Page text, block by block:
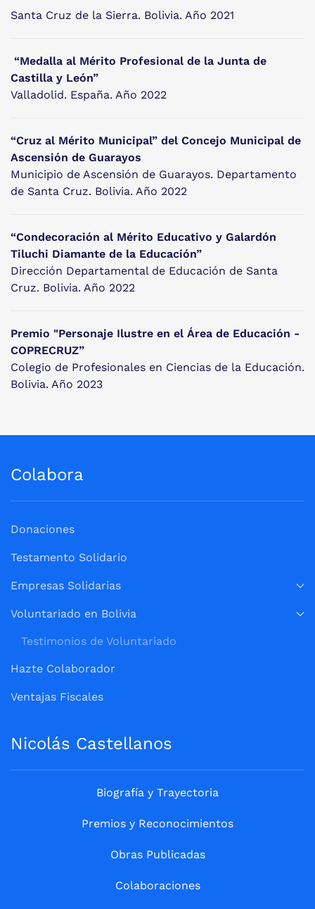
Santa Cruz de la Sierra. Bolivia. Año 2021
“Medalla al Mérito Profesional de la Junta de
Castilla y León”
Valladolid. España. Año 2022
“Cruz al Mérito Municipal” del Concejo Municipal de
Ascensión de Guarayos
Municipio de Ascensión de Guarayos. Departamento
de Santa Cruz. Bolivia. Año 2022
“Condecoración al Mérito Educativo y Galardón
Tiluchi Diamante de la Educación”
Dirección Departamental de Educación de Santa
Cruz. Bolivia. Año 2022
Premio "Personaje Ilustre en el Área de Educación -
COPRECRUZ”
Colegio de Profesionales en Ciencias de la Educación.
Bolivia. Año 2023
Colabora
Donaciones
Testamento Solidario
Empresas Solidarias
Voluntariado en Bolivia
Testimonios de Voluntariado
Hazte Colaborador
Ventajas Fiscales
Nicolás Castellanos
Biografía y Trayectoria
Premios y Reconocimientos
Obras Publicadas
Colaboraciones